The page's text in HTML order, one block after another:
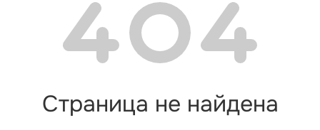
Страница не найдена